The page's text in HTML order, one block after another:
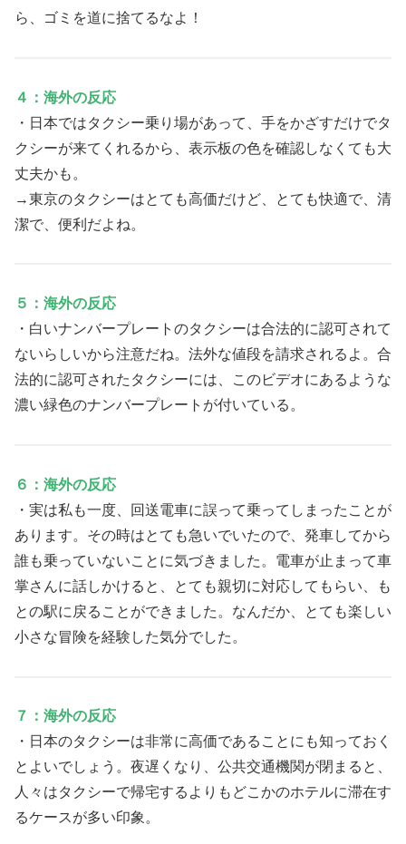
ら、ゴミを道に捨てるなよ！
４：海外の反応
・日本ではタクシー乗り場があって、手をかざすだけでタ
クシーが来てくれるから、表示板の色を確認しなくても大
丈夫かも。
→東京のタクシーはとても高価だけど、とても快適で、清
潔で、便利だよね。
５：海外の反応
・白いナンバープレートのタクシーは合法的に認可されて
ないらしいから注意だね。法外な値段を請求されるよ。合
法的に認可されたタクシーには、このビデオにあるような
濃い緑色のナンバープレートが付いている。
６：海外の反応
・実は私も一度、回送電車に誤って乗ってしまったことが
あります。その時はとても急いでいたので、発車してから
誰も乗っていないことに気づきました。電車が止まって車
掌さんに話しかけると、とても親切に対応してもらい、も
との駅に戻ることができました。なんだか、とても楽しい
小さな冒険を経験した気分でした。
７：海外の反応
・日本のタクシーは非常に高価であることにも知っておく
とよいでしょう。夜遅くなり、公共交通機関が閉まると、
人々はタクシーで帰宅するよりもどこかのホテルに滞在す
るケースが多い印象。